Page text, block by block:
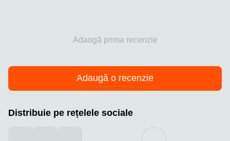
Adaogă prima recenzie
Adaugă o recenzie
Distribuie pe rețelele sociale